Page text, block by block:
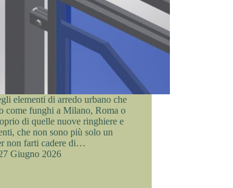
elementi di arredo urbano che
come funghi a Milano, Roma o
di quelle nuove ringhiere e
che non sono più solo un
non farti cadere di…
Giugno 2026